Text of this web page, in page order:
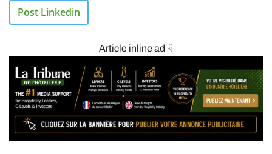
Post Linkedin
Article inline ad ☟